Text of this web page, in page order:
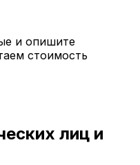
и опишите
стоимость
лиц и